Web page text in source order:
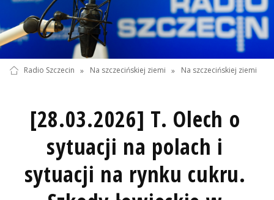
Radio Szczecin » Na szczecińskiej ziemi » Na szczecińskiej ziemi
[28.03.2026] T. Olech o
sytuacji na polach i
sytuacji na rynku cukru.